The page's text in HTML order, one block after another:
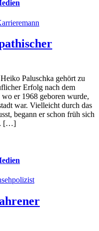
Paluschka gehört zu
Erfolg nach dem
er 1968 geboren wurde,
war. Vielleicht durch das
begann er schon früh sich
[…]